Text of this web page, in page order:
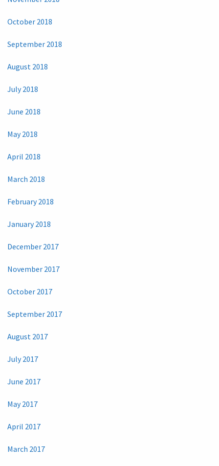
October 2018
September 2018
August 2018
July 2018
June 2018
May 2018
April 2018
March 2018
February 2018
January 2018
December 2017
November 2017
October 2017
September 2017
August 2017
July 2017
June 2017
May 2017
April 2017
March 2017